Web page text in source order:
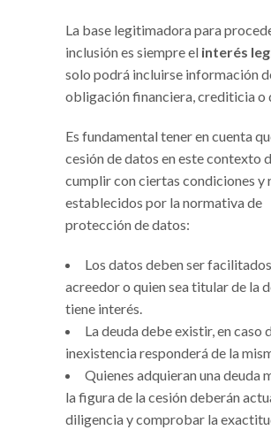
La base legitimadora para
inclusión es siempre el interés
solo podrá incluirse información
obligación financiera, crediticia o
Es fundamental tener en cuenta
cesión de datos en este contexto
cumplir con ciertas condiciones y
establecidos por la normativa de
protección de datos:
Los datos deben ser
acreedor o quien sea titular de la
tiene interés.
La deuda debe existir, en caso
inexistencia responderá de la
Quienes adquieran una deuda
la figura de la cesión deberán
diligencia y comprobar la